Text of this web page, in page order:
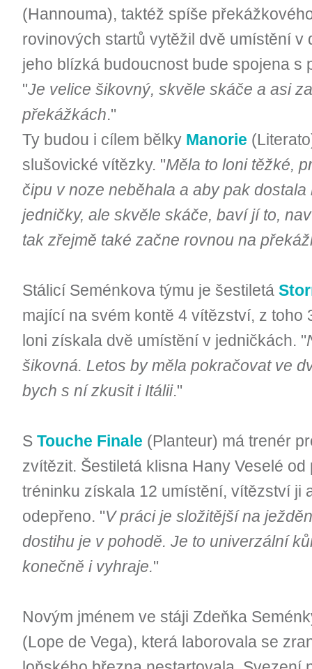
(Hannouma), taktéž spíše
rovinových startů vytěžil dvě umístění v
jeho blízká budoucnost bude spojena s
"Je velice šikovný, skvěle skáče a asi
překážkách."
Ty budou i cílem bělky Manorie
slušovické vítězky. "Měla to loni těžké,
čipu v noze neběhala a aby pak
jedničky, ale skvěle skáče, baví jí to,
tak zřejmě také začne rovnou na
Stálicí Seménkova týmu je šestiletá
mající na svém kontě 4 vítězství, z toho
loni získala dvě umístění v jedničkách. "
šikovná. Letos by měla pokračovat ve
bych s ní zkusit i Itálii."
S Touche Finale (Planteur) má trenér
zvítězit. Šestiletá klisna Hany Veselé
tréninku získala 12 umístění, vítězství ji
odepřeno. "V práci je složitější na
dostihu je v pohodě. Je to univerzální
konečně i vyhraje."
Novým jménem ve stáji Zdeňka
(Lope de Vega), která laborovala se